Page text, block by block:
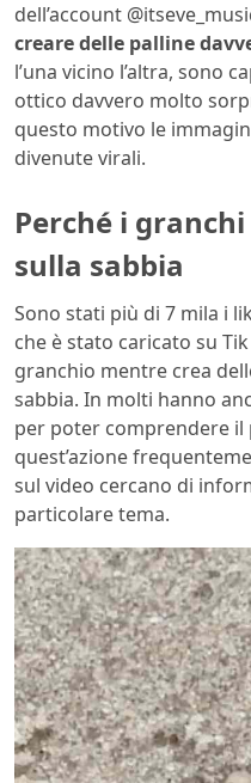
dell’account
creare delle palline
l’una vicino l’altra, sono
ottico davvero molto
questo motivo le
divenute virali.
Perché i
sulla sabbia
Sono stati più di 7 mila i
che è stato caricato su
granchio mentre crea
sabbia. In molti hanno
per poter comprendere il
quest’azione
sul video cercano di
particolare tema.